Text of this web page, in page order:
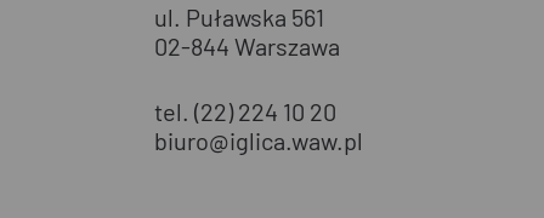
ul. Puławska 561
02-844 Warszawa
tel. (22) 224 10 20
biuro@iglica.waw.pl